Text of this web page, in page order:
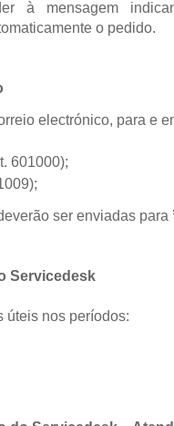
à mensagem
o pedido.
electrónico, para e
601000);
ser enviadas para
Servicedesk
úteis nos períodos: